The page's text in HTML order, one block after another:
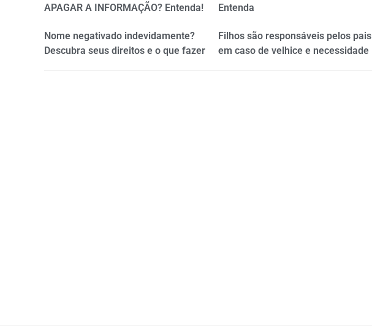
APAGAR A INFORMAÇÃO? Entenda!
Entenda
Nome negativado indevidamente?
Descubra seus direitos e o que fazer
Filhos são responsáveis pelos pais
em caso de velhice e necessidade